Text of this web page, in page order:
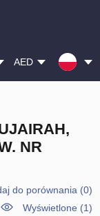
AED
NR
do porównania (0)
Wyświetlone (1)